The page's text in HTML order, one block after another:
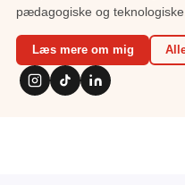
pædagogiske og teknologiske.
Læs mere om mig